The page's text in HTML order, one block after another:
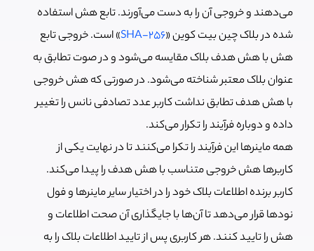
می‌دهند و خروجی آن را به دست می‌آورند. تابع هش استفاده
شده در بلاک چین بیت کوین «SHA-256» است. خروجی تابع
هش با هش هدف بلاک مقایسه می‌شود و در صوت تطابق به
عنوان بلاک معتبر شناخته می‌شود. در صورتی که هش خروجی
با هش هدف تطابق نداشت کاربر عدد تصادفی نانس را تغییر
داده و دوباره فرآیند را تکرار می‌کند.
همه ماینرها این فرآیند را تکرا می‌کنند تا در نهایت یکی از
کاربرها هش خروجی متناسب با هش هدف را پیدا می‌کند.
کاربر برنده اطلاعات بلاک خود را در اختیار سایر ماینرها و فول
نودها قرار می‌دهد تا آن‌ها با جایگذاری آن صحت اطلاعات و
هش را تایید کنند. هر کاربری پس از تایید اطلاعات بلاک را به